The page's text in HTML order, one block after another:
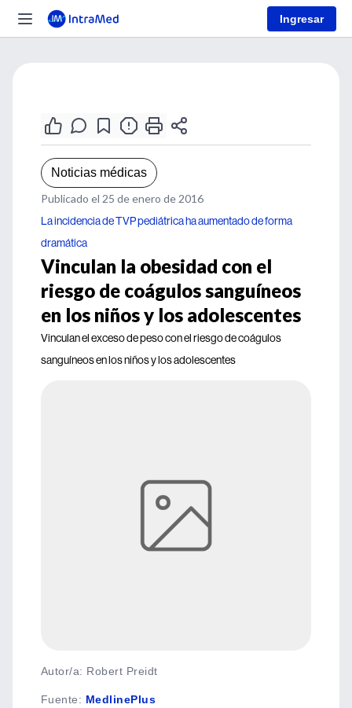
Ingresar
Noticias médicas
Publicado el 25 de enero de 2016
La incidencia de TVP pediátrica ha aumentado de forma
dramática
Vinculan la obesidad con el
riesgo de coágulos sanguíneos
en los niños y los adolescentes
Vinculan el exceso de peso con el riesgo de coágulos
sanguíneos en los niños y los adolescentes
Autor/a: Robert Preidt
Fuente: MedlinePlus